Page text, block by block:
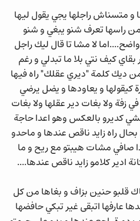
و متسناش راجلها يجي يقول ليها
راسها تعرف شنو يبغي و شنو
لا مشا تا قال ليك راجل
كيف نتي بلا ما تبدلي و رغم
ديك كلمة "ديري عقلك" راه فيها
و يعاودها و يضل يرضي
زفة ولا بغات دير عقلها ولا بغات
كديرو بالعكس وهو اعدا حاجة
راه زايد ناقص عندها و ماحدو
صافي مشات هيبتو مع ريح و ما
ادير كلامو زايد ناقص عندها....
قلبو حنين بزاف و بغاها من كل
عارفها اتبقى غير تبكي حافضها